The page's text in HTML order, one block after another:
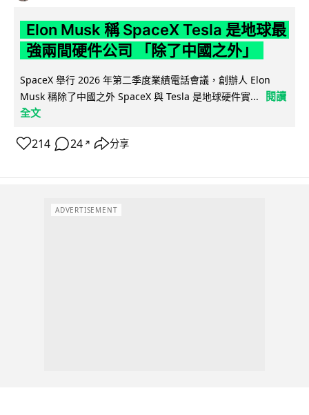
Elon Musk 稱 SpaceX Tesla 是地球最
強兩間硬件公司 「除了中國之外」
SpaceX 舉行 2026 年第二季度業績電話會議，創辦人 Elon
Musk 稱除了中國之外 SpaceX 與 Tesla 是地球硬件實...
閱讀
全文
214 24 ↗ 分享
ADVERTISEMENT